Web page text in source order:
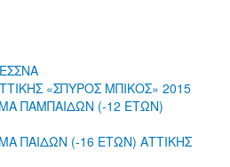
«ΣΠΥΡΟΣ ΜΠΙΚΟΣ» 2015
ΠΑΜΠΑΙΔΩΝ (-12 ΕΤΩΝ)
ΠΑΙΔΩΝ (-16 ΕΤΩΝ) ΑΤΤΙΚΗΣ